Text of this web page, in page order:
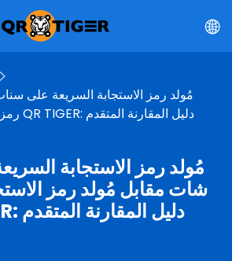
مُولد رمز الاستجابة السريعة على
رمز الاستجابة السريعة QR TIGER: دليل المقارنة المتقدم
مُولد رمز الاستجابة
شات مقابل مُولد رمز
QR TIGER: دليل المقارنة المتقدم